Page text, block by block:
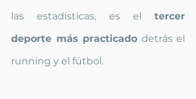
las estadísticas, es el tercer
deporte más practicado detrás el
running y el fútbol.